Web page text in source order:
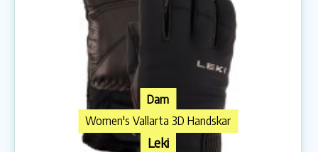
Dam
Women's Vallarta 3D Handskar
Leki